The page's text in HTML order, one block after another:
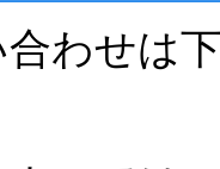
わせは